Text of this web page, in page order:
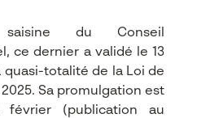
du Conseil
ce dernier a validé le 13
quasi-totalité de la Loi de
2025.Sa promulgation est
février (publication au